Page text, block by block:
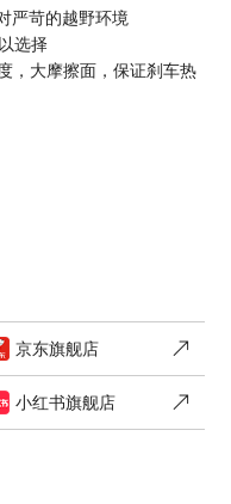
严苛的越野环境
选择
，大摩擦面，保证刹车热
京东旗舰店
小红书旗舰店